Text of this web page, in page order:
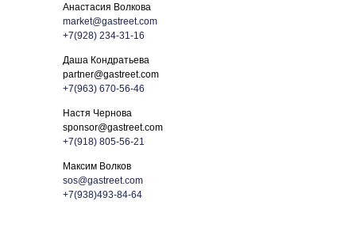
Максим Волков
sos@gastreet.com
+7(938)493-84-64
Анастасия Волкова
market@gastreet.com
+7(928) 234-31-16
Даша Кондратьева
partner@gastreet.com
+7(963) 670-56-46
Настя Чернова
sponsor@gastreet.com
+7(918) 805-56-21
restaurant show
договор оферта
оферта детского
кемпа «гастритик»
политика обработки
персональных
способы оплаты